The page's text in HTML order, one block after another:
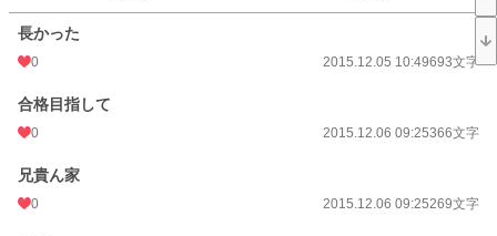
文字数 8,086
更新日時
初回公開日時 2015.12.05 10:49
初回完結日時
週間ポイント
月間ポイント
長かった
0 2015.12.05 10:49693文字
合格目指して
0 2015.12.06 09:25366文字
兄貴ん家
0 2015.12.06 09:25269文字